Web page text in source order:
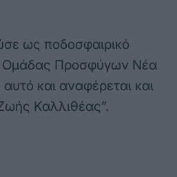
ως ποδοσφαιρικό
Ομάδας Προσφύγων Νέα
και αναφέρεται και
Καλλιθέας”.